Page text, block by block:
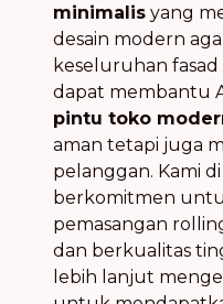
minimalis yang
desain modern
keseluruhan
dapat membantu
pintu toko
aman tetapi juga
pelanggan. Kami
berkomitmen
pemasangan
dan berkualitas
lebih lanjut